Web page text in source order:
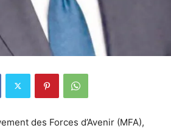
des Forces d’Avenir (MFA),